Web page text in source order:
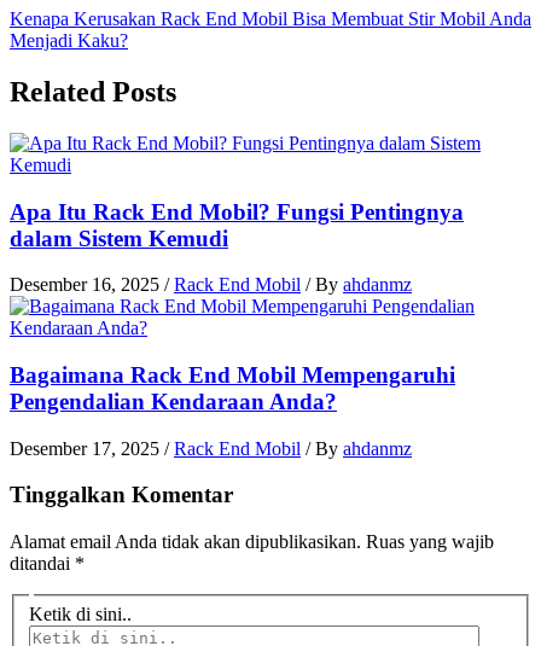
Kenapa Kerusakan Rack End Mobil Bisa Membuat Stir Mobil Anda
Menjadi Kaku?
Related Posts
Apa Itu Rack End Mobil? Fungsi Pentingnya
dalam Sistem Kemudi
Desember 16, 2025 /Rack End Mobil / By ahdanmz
Bagaimana Rack End Mobil Mempengaruhi
Pengendalian Kendaraan Anda?
Desember 17, 2025 /Rack End Mobil / By ahdanmz
Tinggalkan Komentar
Alamat email Anda tidak akan dipublikasikan. Ruas yang wajib
ditandai *
Ketik di sini..